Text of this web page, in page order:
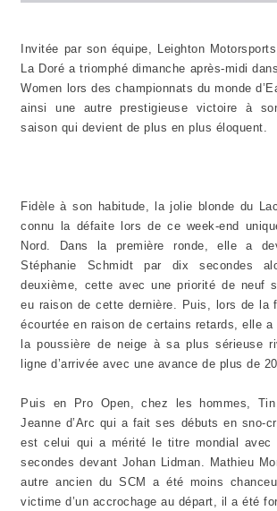
Invitée par son équipe, Leighton
La Doré a triomphé dimanche après-midi
Women lors des championnats du monde
ainsi une autre prestigieuse victoire à
saison qui devient de plus en plus éloquent.
Fidèle à son habitude, la jolie blonde du
connu la défaite lors de ce week-end
Nord. Dans la première ronde, elle a
Stéphanie Schmidt par dix secondes
deuxième, cette avec une priorité de neuf
eu raison de cette dernière. Puis, lors de la
écourtée en raison de certains retards, elle a
la poussière de neige à sa plus sérieuse
ligne d’arrivée avec une avance de plus de
Puis en Pro Open, chez les hommes,
Jeanne d’Arc qui a fait ses débuts en sno-
est celui qui a mérité le titre mondial avec
secondes devant Johan Lidman. Mathieu
autre ancien du SCM a été moins
victime d’un accrochage au départ, il a été